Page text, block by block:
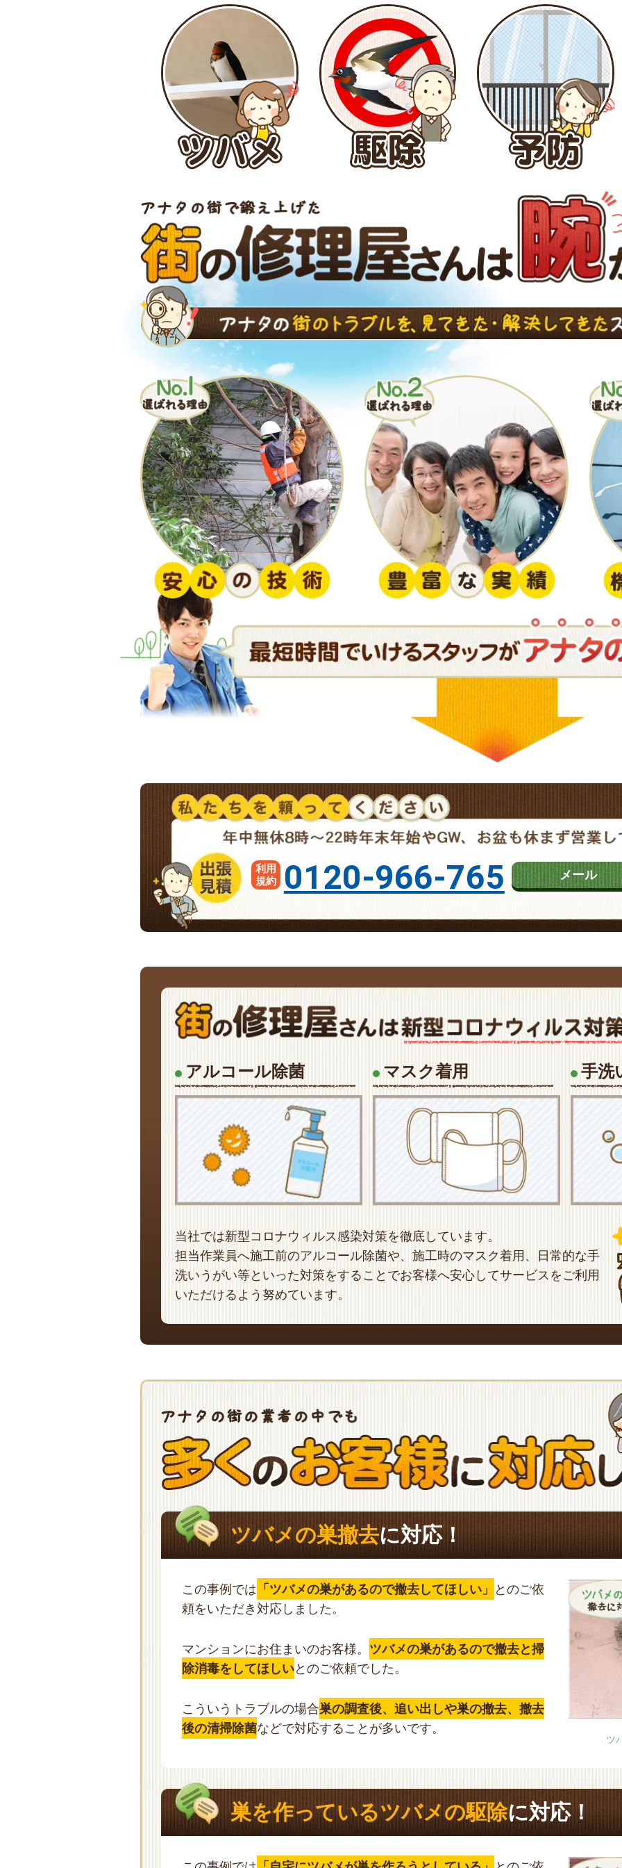
利用
規約
0120-966-765 メール
アルコール除菌 マスク着用 手洗
当社では新型コロナウィルス感染対策を徹底しています。
担当作業員へ施工前のアルコール除菌や、施工時のマスク着用、日常的な手
洗いうがい等といった対策をすることでお客様へ安心してサービスをご利用
いただけるよう努めています。
ツバメの巣撤去に対応！
ツ
この事例では 「ツバメの巣があるので撤去してほしい」
とのご依
頼をいただき対応しました。
マンションにお住まいのお客様。 ツバメの巣があるので撤去と掃
除消毒をしてほしいとのご依頼でした。
こういうトラブルの場合巣の調査後、追い出しや巣の撤去、撤去
後の清掃除菌などで対応することが多いです。
巣を作っているツバメの駆除に対応！